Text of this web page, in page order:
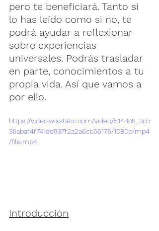
pero te beneficiará. Tanto si
lo has leído como si no, te
podrá ayudar a reflexionar
sobre experiencias
universales. Podrás trasladar
en parte, conocimientos a tu
propia vida. Así que vamos a
por ello.
https://video.wixstatic.com/video/5148c8_3cb
36abaf4f741dd937f2a2a6cb56176/1080p/mp4
/file.mp4
Introducción